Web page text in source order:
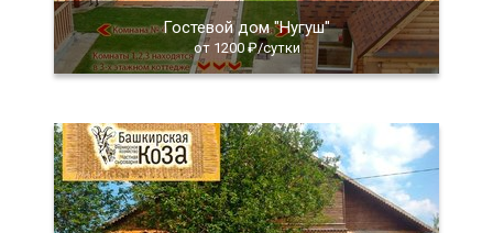
Гостевой дом "Нугуш"
от 1200 ₽/сутки